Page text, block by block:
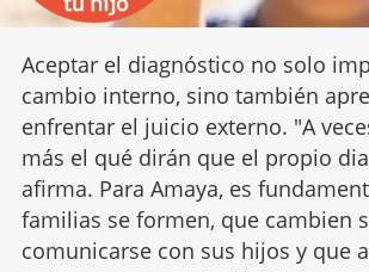
Aceptar el diagnóstico no solo
cambio interno, sino también
enfrentar el juicio externo. "A
más el qué dirán que el propio
afirma. Para Amaya, es
familias se formen, que cambien
comunicarse con sus hijos y que